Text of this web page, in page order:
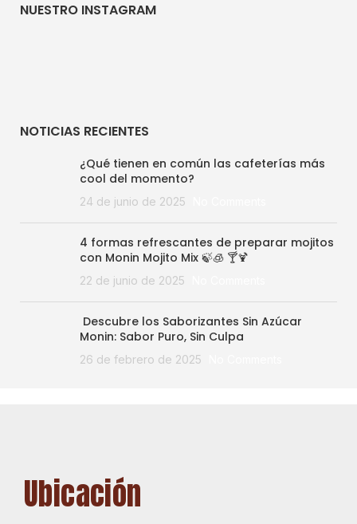
NUESTRO INSTAGRAM
NOTICIAS RECIENTES
¿Qué tienen en común las cafeterías más
cool del momento?
24 de junio de 2025
4 formas refrescantes de preparar mojitos
con Monin Mojito Mix 🍃🧊 🍸🍹
22 de junio de 2025
Descubre los Saborizantes Sin Azúcar
Monin: Sabor Puro, Sin Culpa
26 de febrero de 2025
Ubicación